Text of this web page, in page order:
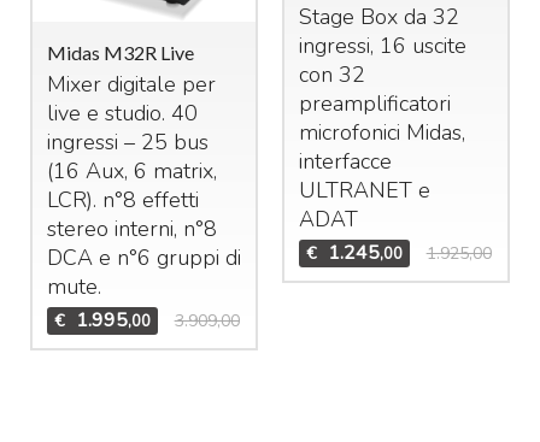
Midas M32R Live
Mixer digitale per
live e studio. 40
ingressi – 25 bus
(16 Aux, 6 matrix,
LCR). n°8 effetti
stereo interni, n°8
DCAe n°6 gruppi di
mute.
€ 1.995,00 3.909,00
Stage Box da 32
ingressi, 16 uscite
con 32
preamplificatori
microfonici Midas,
interfacce
ULTRANETe
ADAT
€ 1.245,00 1.925,00